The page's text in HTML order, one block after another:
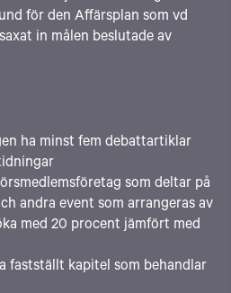
för den Affärsplan som vd
in målen beslutade av
ha minst fem debattartiklar
som deltar på
andra event som arrangeras av
med 20 procent jämfört med
fastställt kapitel som behandlar